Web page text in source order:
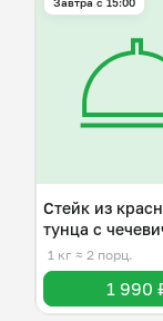
Стейк из
тунца с
хумусом
1 кг ≈ 2 порц.
1 990